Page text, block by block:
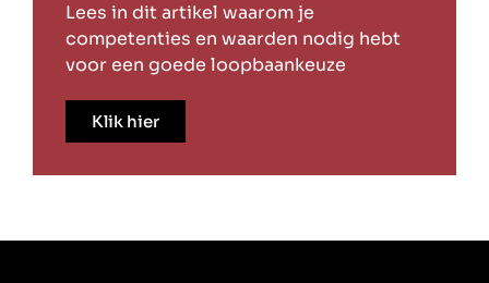
Lees in dit artikel waarom je
competenties en waarden nodig hebt
voor een goede loopbaankeuze
Klik hier